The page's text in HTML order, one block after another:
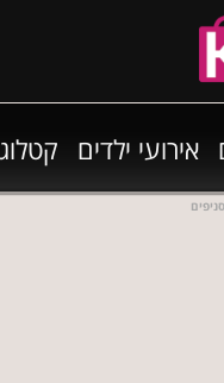
אירועי ילדים
סניפים